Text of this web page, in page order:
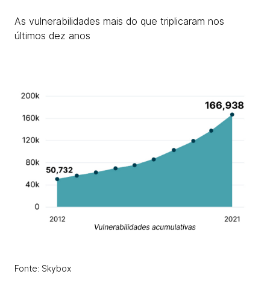
As vulnerabilidades mais do que triplicaram nos
últimos dez anos
Fonte: Skybox